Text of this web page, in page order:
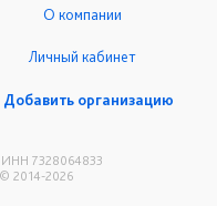
7328064833
2014-2026
О компании
Личный кабинет
Добавить организацию